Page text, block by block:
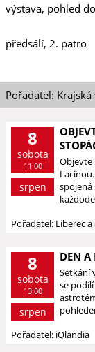
výstava, pohled
předsálí, 2. patro
Pořadatel:
8
sobota
11:00
srpen
Objevte
spojená
Pořadatel: Liberec
8
sobota
13:00
srpen
DEN A
Setkání
se
Pořadatel: iQlandia